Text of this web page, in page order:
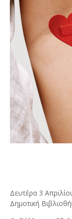
Δευτέρα 3
Δημοτική